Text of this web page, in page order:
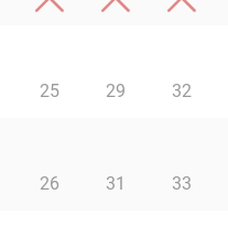
25 29 32
26 31 33